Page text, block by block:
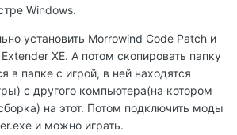
Windows.
установить Morrowind Code Patch и
XE. А потом скопировать папку
в папке с игрой, в ней находятся
с другого компьютера(на котором
на этот. Потом подключить моды
и можно играть.